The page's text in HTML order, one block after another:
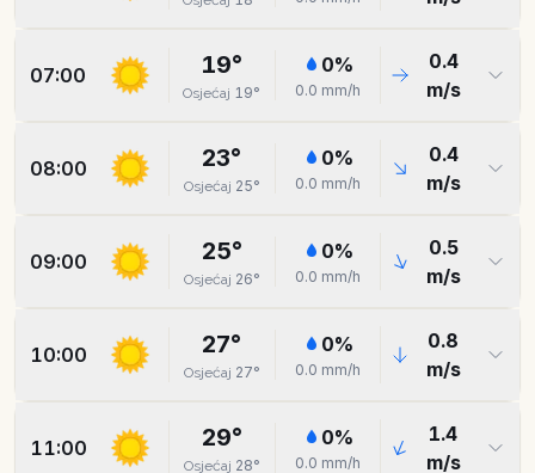
07:00 19°
Osjećaj 19°
0%
0.0 mm/h
0.4
m/s
08:00 23°
Osjećaj 25°
0%
0.0 mm/h
0.4
m/s
09:00 25°
Osjećaj 26°
0%
0.0 mm/h
0.5
m/s
10:00 27°
Osjećaj 27°
0%
0.0 mm/h
0.8
m/s
11:00 29°
Osjećaj 28°
0%
0.0 mm/h
1.4
m/s